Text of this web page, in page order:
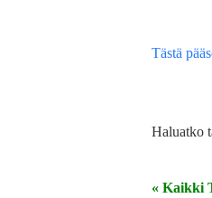
Tästä
Haluatko
« Kaikki